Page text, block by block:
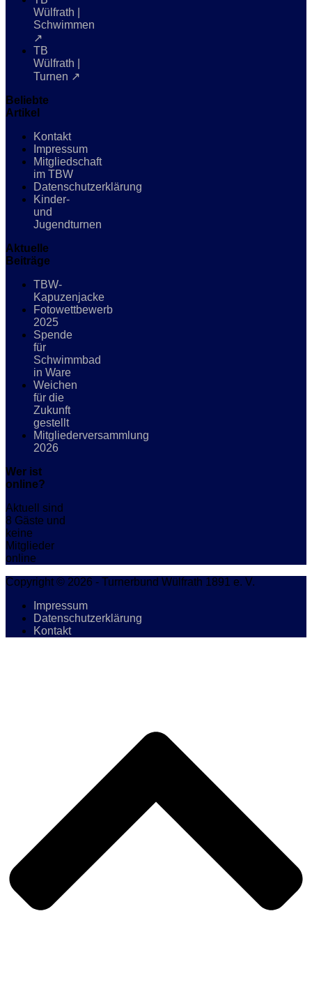
Wülfrath |
Schwimmen
↗
TB
Wülfrath |
Turnen ↗
Beliebte
Artikel
Kontakt
Impressum
Mitgliedschaft
im TBW
Datenschutzerklärung
Kinder-
und
Jugendturnen
Aktuelle
Beiträge
TBW-
Kapuzenjacke
Fotowettbewerb
2025
Spende
für
Schwimmbad
in Ware
Weichen
für die
Zukunft
gestellt
Mitgliederversammlung
2026
Wer ist
online?
Aktuell sind
8 Gäste und
keine
Mitglieder
online
Copyright © 2026 - Turnerbund Wülfrath 1891 e. V.
Impressum
Datenschutzerklärung
Kontakt